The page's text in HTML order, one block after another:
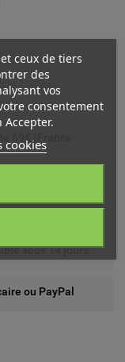
69€ (France
sous 14 jours
ou PayPal
ceux de tiers
des
vos
consentement
cookies